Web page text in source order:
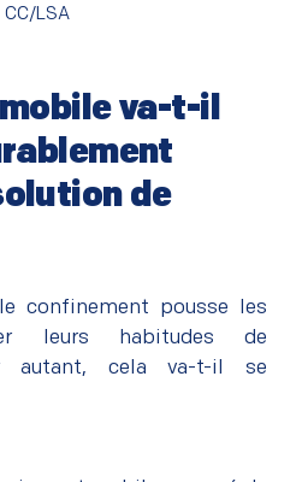
LSA
va-t-il
de
confinement pousse les
leurs
habitudes de
autant, cela va-t-il se